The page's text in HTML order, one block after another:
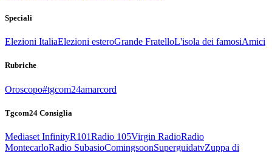
Speciali
Elezioni ItaliaElezioni esteroGrande FratelloL'isola dei famosiAmici
Rubriche
Oroscopo#tgcom24amarcord
Tgcom24 Consiglia
Mediaset InfinityR101Radio 105Virgin RadioRadio
MontecarloRadio SubasioComingsoonSuperguidatvZuppa di